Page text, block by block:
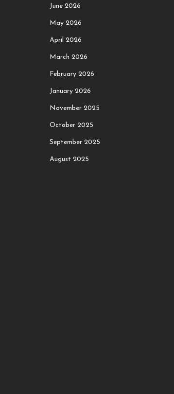
June 2026
May 2026
April 2026
March 2026
February 2026
January 2026
November 2025
October 2025
September 2025
August 2025